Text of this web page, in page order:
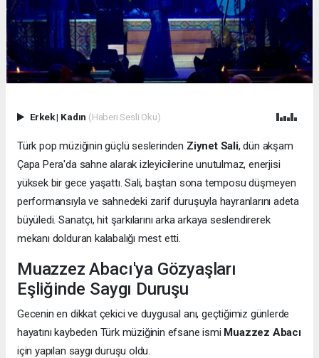
Erkek| Kadın (Haberi Sesli Oku)
Türk pop müziğinin güçlü seslerinden Ziynet Sali, dün akşam
Çapa Pera'da sahne alarak izleyicilerine unutulmaz, enerjisi
yüksek bir gece yaşattı. Sali, baştan sona temposu düşmeyen
performansıyla ve sahnedeki zarif duruşuyla hayranlarını adeta
büyüledi. Sanatçı, hit şarkılarını arka arkaya seslendirerek
mekanı dolduran kalabalığı mest etti.
Muazzez Abacı'ya Gözyaşları
Eşliğinde Saygı Duruşu
Gecenin en dikkat çekici ve duygusal anı, geçtiğimiz günlerde
hayatını kaybeden Türk müziğinin efsane ismi Muazzez Abacı
için yapılan saygı duruşu oldu.